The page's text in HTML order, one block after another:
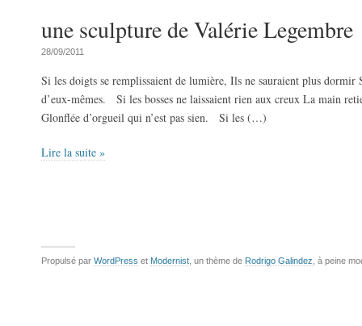
une sculpture de Valérie Legembre
28/09/2011
Si les doigts se remplissaient de lumière, Ils ne sauraient plus dormir
d’eux-mêmes. Si les bosses ne laissaient rien aux creux La main
Glonflée d’orgueil qui n’est pas sien. Si les (…)
Lire la suite »
Propulsé par WordPress et Modernist , un thème de Rodrigo Galindez , à peine